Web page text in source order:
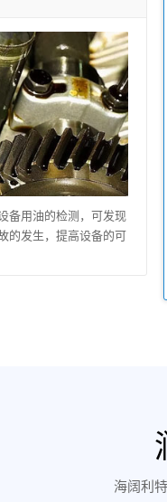
备用油的检测，可发现
的发生，提高设备的可
海阔利